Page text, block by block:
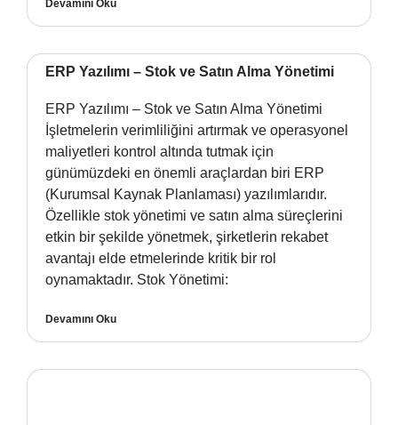
Devamını Oku
ERP Yazılımı – Stok ve Satın Alma Yönetimi
ERP Yazılımı – Stok ve Satın Alma Yönetimi
İşletmelerin verimliliğini artırmak ve operasyonel
maliyetleri kontrol altında tutmak için
günümüzdeki en önemli araçlardan biri ERP
(Kurumsal Kaynak Planlaması) yazılımlarıdır.
Özellikle stok yönetimi ve satın alma süreçlerini
etkin bir şekilde yönetmek, şirketlerin rekabet
avantajı elde etmelerinde kritik bir rol
oynamaktadır. Stok Yönetimi:
Devamını Oku